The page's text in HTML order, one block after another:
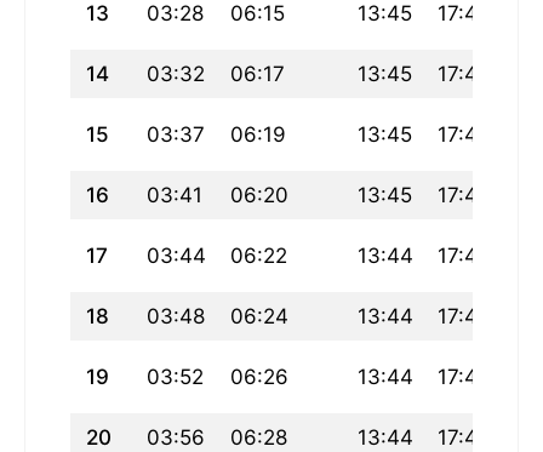
13 03:28 06:15 13:45 17:48
14 03:32 06:17 13:45 17:47
15 03:37 06:19 13:45 17:46
16 03:41 06:20 13:45 17:45
17 03:44 06:22 13:44 17:44
18 03:48 06:24 13:44 17:43
19 03:52 06:26 13:44 17:41
20 03:56 06:28 13:44 17:40